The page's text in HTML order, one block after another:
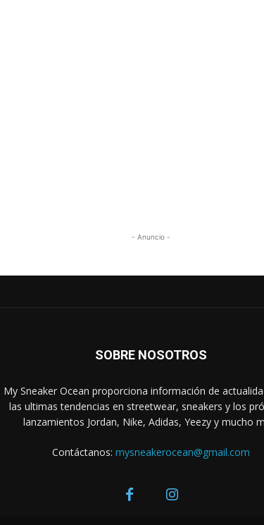
- Anuncio -
SOBRE NOSOTROS
My Sneaker Ocean proporciona información de
las ultimas tendencias en streetwear, sneakers y los
lanzamientos Jordan, Nike, Adidas, Yeezy y mucho
Contáctanos: mysneakerocean@gmail.com